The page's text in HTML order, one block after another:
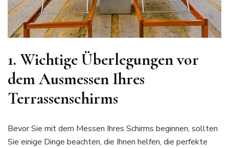
1. Wichtige Überlegungen vor
dem Ausmessen Ihres
Terrassenschirms
Bevor Sie mit dem Messen Ihres Schirms beginnen, sollten
Sie einige Dinge beachten, die Ihnen helfen, die perfekte